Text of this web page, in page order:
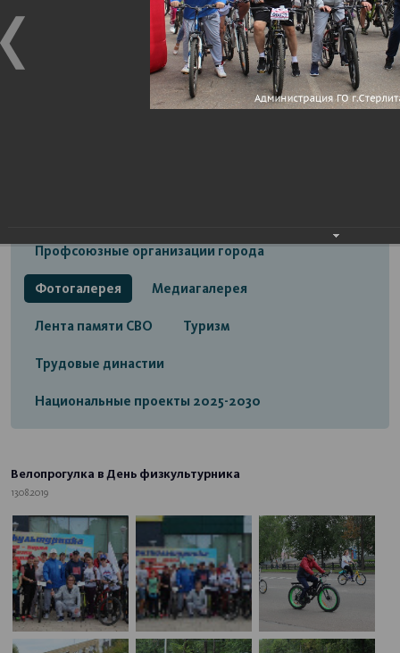
Строительство
Жилищно-коммунальное хозяйство
Инвестиционная привлекательность
Профсоюзные организации города
Фотогалерея Медиагалерея
Лента памяти СВО Туризм
Трудовые династии
Национальные проекты 2025-2030
Велопрогулка в День физкультурника
13.08.2019